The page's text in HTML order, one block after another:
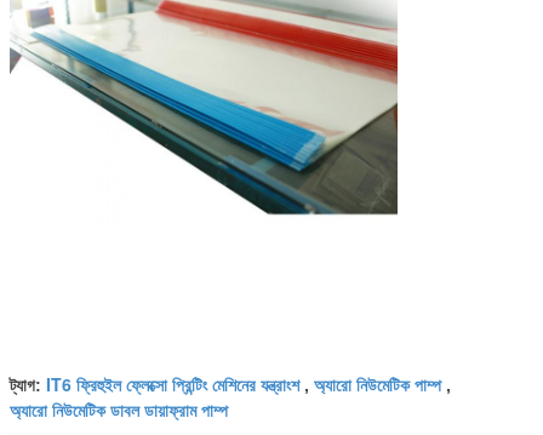
ট্যাগ: IT6 ফ্রিহুইল ফ্লেক্সো প্রিন্টিং মেশিনের যন্ত্রাংশ, অ্যারো নিউমেটিক পাম্প,
অ্যারো নিউমেটিক ডাবল ডায়াফ্রাম পাম্প